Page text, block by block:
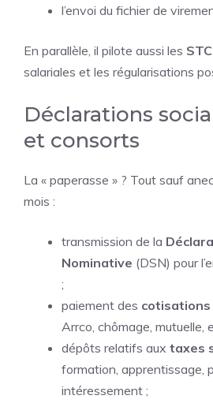
l’envoi du fichier de
En parallèle, il pilote aussi les STC
salariales et les régularisations
Déclarations
et consorts
La « paperasse » ? Tout sauf
mois :
transmission de la
Nominative (DSN) pour
;
paiement des cotisations
Arrco, chômage, mutuelle,
dépôts relatifs aux taxes
formation, apprentissage,
intéressement ;